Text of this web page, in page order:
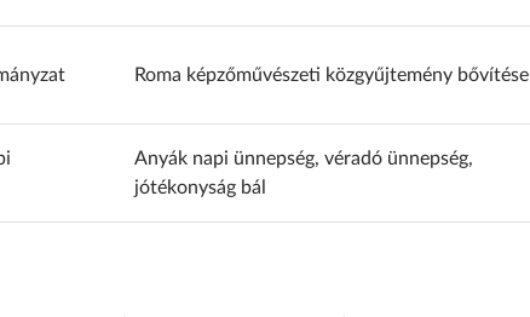
Roma képzőművészeti közgyűjtemény bővítése
Anyák napi ünnepség, véradó ünnepség,
jótékonyság bál